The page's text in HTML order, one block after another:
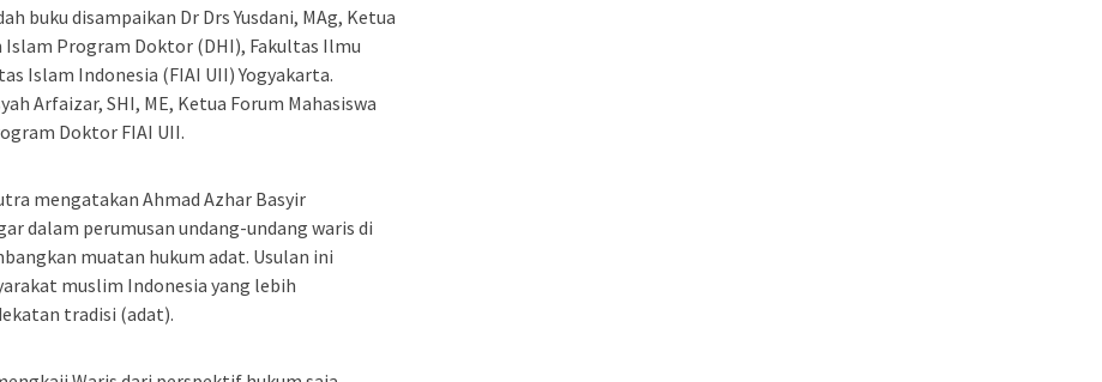
buku disampaikan Dr Drs Yusdani, MAg, Ketua
Islam Program Doktor (DHI), Fakultas Ilmu
Islam Indonesia (FIAI UII) Yogyakarta.
Arfaizar, SHI, ME, Ketua Forum Mahasiswa
Doktor FIAI UII.
mengatakan Ahmad Azhar Basyir
dalam perumusan undang-undang waris di
muatan hukum adat. Usulan ini
muslim Indonesia yang lebih
tradisi (adat).